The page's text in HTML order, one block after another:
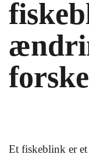
Et fiskeblink er et